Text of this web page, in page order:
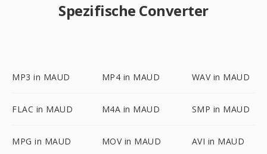
Spezifische Converter
MP3 in MAUD MP4 in MAUD WAV in MAUD
FLAC in MAUD M4A in MAUD SMP in MAUD
MPG in MAUD MOV in MAUD AVI in MAUD